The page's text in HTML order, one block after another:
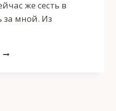
же сесть в
за мной. Из
НЕУГОДНАЯ